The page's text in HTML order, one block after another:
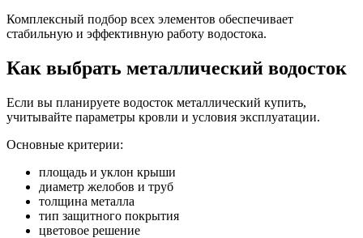
Комплексный подбор всех элементов обеспечивает
стабильную и эффективную работу водостока.
Как выбрать металлический водосток
Если вы планируете водосток металлический купить,
учитывайте параметры кровли и условия эксплуатации.
Основные критерии:
площадь и уклон крыши
диаметр желобов и труб
толщина металла
тип защитного покрытия
цветовое решение